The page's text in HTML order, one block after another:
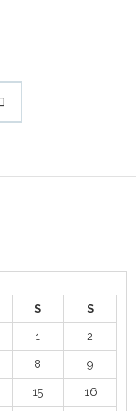
S S
1 2
8 9
15 16